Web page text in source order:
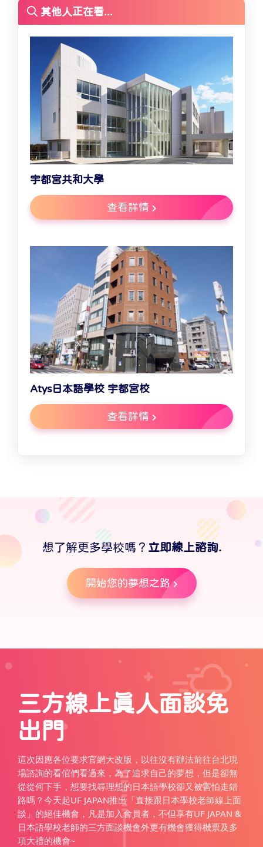
其他人正在看...
宇都宮共和大學
查看詳情
Atys日本語學校 宇都宮校
查看詳情
想了解更多學校嗎？ 立即線上諮詢.
開始您的夢想之路
三方線上真人面談免
出門
這次因應各位要求官網大改版，以往沒有辦法前往台北現
場諮詢的看倌們看過來，為了追求自己的夢想，但是卻無
從從何下手，想要找尋理想的日本語學校卻又被害怕走錯
路嗎？今天起UF JAPAN推出「直接跟日本學校老師線上面
談」的絕佳機會，凡是加入會員者，不但享有UF JAPAN &
日本語學校老師的三方面談機會外更有機會獲得機票及多
項大禮的機會~